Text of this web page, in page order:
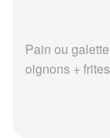
Pain ou
oignons +